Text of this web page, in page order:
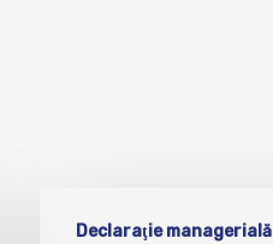
Declaraţie managerială